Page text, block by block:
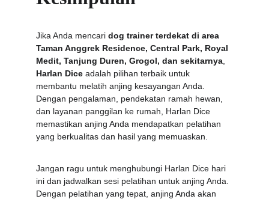
Jika Anda mencari dog trainer terdekat di area
Taman Anggrek Residence, Central Park, Royal
Medit, Tanjung Duren, Grogol, dan sekitarnya
Harlan Dice adalah pilihan terbaik untuk
membantu melatih anjing kesayangan Anda.
Dengan pengalaman, pendekatan ramah hewan,
dan layanan panggilan ke rumah, Harlan Dice
memastikan anjing Anda mendapatkan pelatihan
yang berkualitas dan hasil yang memuaskan.
Jangan ragu untuk menghubungi Harlan Dice hari
ini dan jadwalkan sesi pelatihan untuk anjing Anda.
Dengan pelatihan yang tepat, anjing Anda akan